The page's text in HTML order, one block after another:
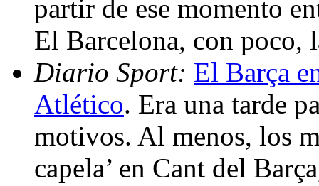
partir de ese momento
El Barcelona, con
Diario Sport: El Barça
Atlético. Era una tarde
motivos. Al menos, los
capela’ en Cant del